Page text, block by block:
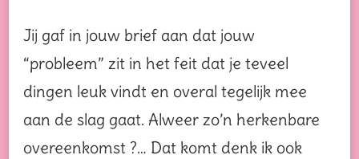
Jij gaf in jouw brief aan dat jouw
“probleem” zit in het feit dat je teveel
dingen leuk vindt en overal tegelijk mee
aan de slag gaat. Alweer zo’n herkenbare
overeenkomst ?… Dat komt denk ik ook